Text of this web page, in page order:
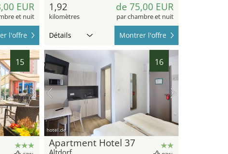
EUR
et nuit
l'offre
1,92
kilomètres
de 75,00 EUR
par chambre et nuit
Détails Montrer l'offre
15 16
hotel.de
Apartment Hotel 37
Altdorf